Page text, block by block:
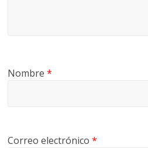
Nombre*
Correo electrónico*